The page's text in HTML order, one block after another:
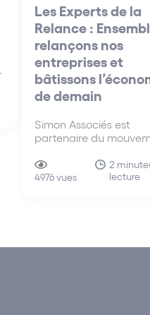
Les Experts de la
Relance :
relançons nos
entreprises et
bâtissons
de demain
Simon Associés est
partenaire du
une initiative des
d’affaires Arjil &
4976 vues
2
lecture